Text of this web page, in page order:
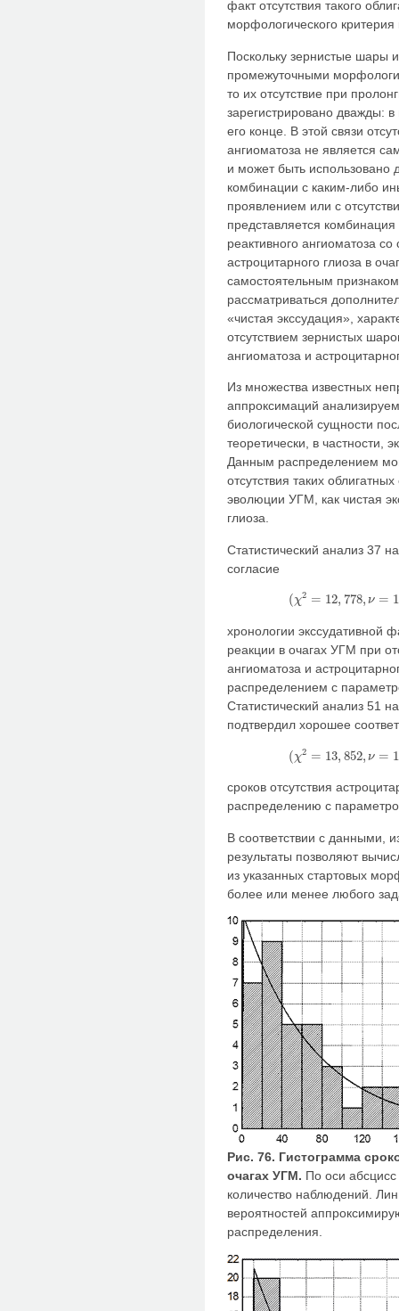
факт отсутствия такого
морфологического критерия
Поскольку зернистые шары
промежуточными
то их отсутствие при
зарегистрировано дважды:
его конце. В этой связи
ангиоматоза не является
и может быть
комбинации с каким-либо
проявлением или с
представляется
реактивного ангиоматоза
астроцитарного глиоза в
самостоятельным признаком
рассматриваться
«чистая экссудация»,
отсутствием зернистых
ангиоматоза и
Из множества известных
аппроксимаций
биологической сущности
теоретически, в частности,
Данным распределением
отсутствия таких
эволюции УГМ, как чистая
глиоза.
Статистический анализ 37
согласие
( χ2 = 12, 778, ν =
(χ 2=12,778 ν
хронологии экссудативной
реакции в очагах УГМ при
ангиоматоза и
распределением с
Статистический анализ 51
подтвердил хорошее
(χ2 = 13, 852, ν =
(χ 2=13,852 ν
сроков отсутствия
распределению с
В соответствии с данными,
результаты позволяют
из указанных стартовых
более или менее любого
Рис. 76. Гистограмма
очагах УГМ. По оси
количество наблюдений.
вероятностей
распределения.